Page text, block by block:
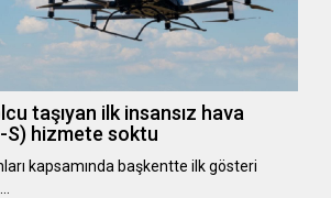
taşıyan ilk insansız hava
S) hizmete soktu
kapsamında başkentte ilk gösteri